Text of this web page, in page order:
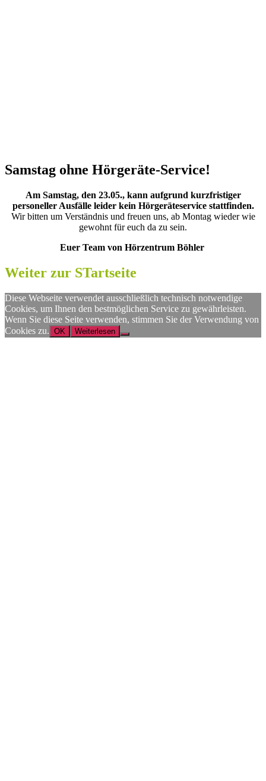
Samstag ohne Hörgeräte-Service!
Am Samstag, den 23.05., kann aufgrund kurzfristiger
personeller Ausfälle leider kein Hörgeräteservice stattfinden.
Wir bitten um Verständnis und freuen uns, ab Montag wieder wie
gewohnt für euch da zu sein.
Euer Team von Hörzentrum Böhler
Weiter zur STartseite
Diese Webseite verwendet ausschließlich technisch notwendige
Cookies, um Ihnen den bestmöglichen Service zu gewährleisten.
Wenn Sie diese Seite verwenden, stimmen Sie der Verwendung von
Cookies zu. OK Weiterlesen